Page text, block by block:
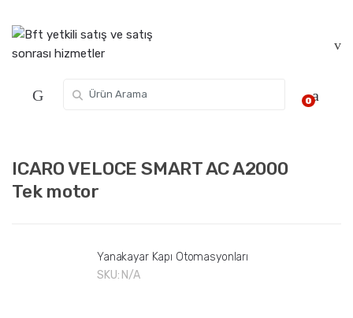
navigation
content
0
ICARO VELOCE SMART AC A2000
Tek motor
Yanakayar Kapı Otomasyonları
SKU: N/A